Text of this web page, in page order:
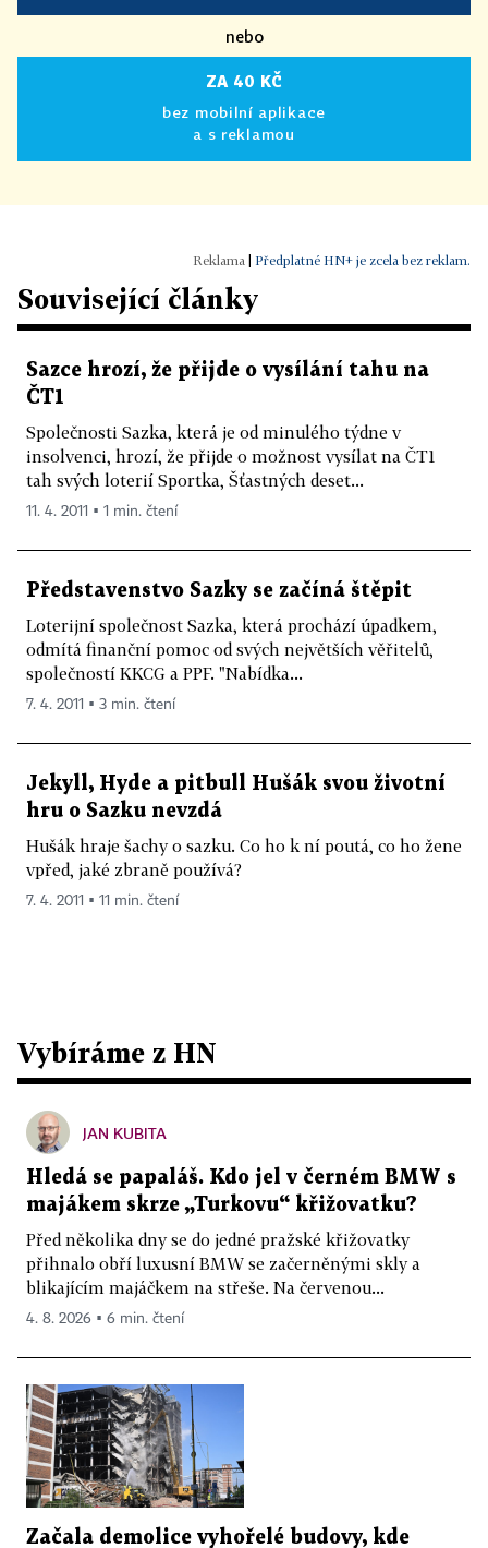
nebo
ZA 40 KČ
bez mobilní aplikace
a s reklamou
Předplatné HN+ je zcela bez reklam.
Související články
Sazce hrozí, že přijde o vysílání tahu na
ČT1
Společnosti Sazka, která je od minulého týdne v
insolvenci, hrozí, že přijde o možnost vysílat na ČT1
tah svých loterií Sportka, Šťastných deset...
11. 4. 2011 ▪ 1 min. čtení
Představenstvo Sazky se začíná štěpit
Loterijní společnost Sazka, která prochází úpadkem,
odmítá finanční pomoc od svých největších věřitelů,
společností KKCG a PPF. "Nabídka...
7. 4. 2011 ▪ 3 min. čtení
Jekyll, Hyde a pitbull Hušák svou životní
hru o Sazku nevzdá
Hušák hraje šachy o sazku. Co ho k ní poutá, co ho žene
vpřed, jaké zbraně používá?
7. 4. 2011 ▪ 11 min. čtení
Vybíráme z HN
JAN KUBITA
Hledá se papaláš. Kdo jel v černém BMW s
majákem skrze „Turkovu“ křižovatku?
Před několika dny se do jedné pražské křižovatky
přihnalo obří luxusní BMW se začerněnými skly a
blikajícím majáčkem na střeše. Na červenou...
4. 8. 2026 ▪ 6 min. čtení
Začala demolice vyhořelé budovy, kde